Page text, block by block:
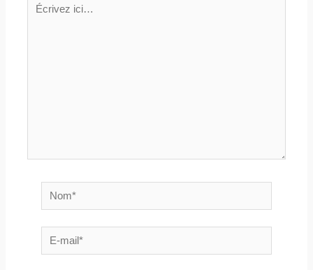
Nom*
E-
mail*